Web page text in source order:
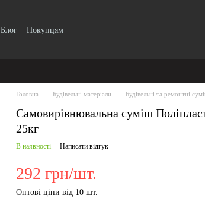
Блог Покупцям
Головна Будівельні матеріали Будівельні та ремонтні
Самовирівнювальна суміш
25кг
В наявності Написати відгук
292 грн/шт.
Оптові ціни від 10 шт.